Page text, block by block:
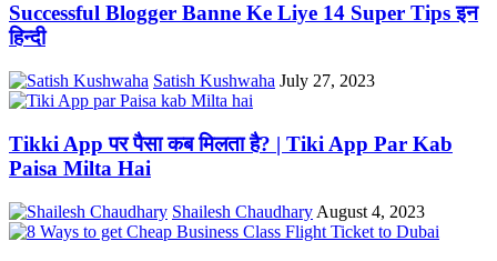
Successful Blogger Banne Ke Liye 14 Super Tips इन
हिन्दी
Satish Kushwaha July 27, 2023
Tikki App पर पैसा कब मिलता है? | Tiki App Par Kab
Paisa Milta Hai
Shailesh Chaudhary August 4, 2023